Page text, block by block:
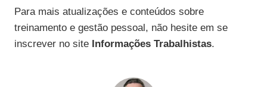
Para mais atualizações e conteúdos sobre
treinamento e gestão pessoal, não hesite em se
inscrever no site Informações Trabalhistas.